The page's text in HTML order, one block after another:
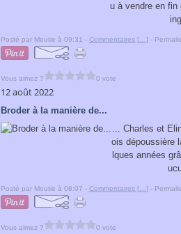
u à vendre en fin
Posté par Moutie à 09:31 - Commentaires [… ] -
Vous aimez ? 0 vote
12 août 2022
Broder à la manière de...
... Charles et
ois dépoussière
lques années
Posté par Moutie à 08:07 - Commentaires [… ] -
Vous aimez ? 0 vote